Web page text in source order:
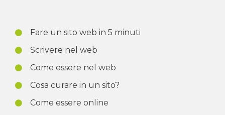
Fare un sito web in 5 minuti
Scrivere nel web
Come essere nel web
Cosa curare in un sito?
Come essere online